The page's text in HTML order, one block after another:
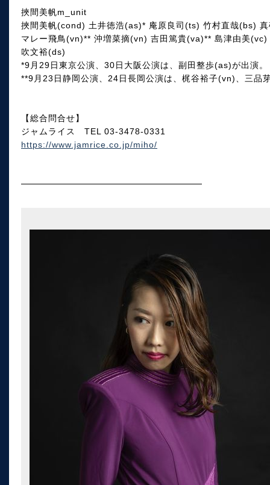
挾間美帆m_unit
挾間美帆(cond) 土井徳浩(as)* 庵原良司(ts) 竹村直哉(bs)
マレー飛鳥(vn)** 沖増菜摘(vn) 吉田篤貴(va)** 島津由美
吹文裕(ds)
*9月29日東京公演、30日大阪公演は、副田整歩(as)が出演。
**9月23日静岡公演、24日長岡公演は、梶谷裕子(vn)、三品
【総合問合せ】
ジャムライス TEL 03-3478-0331
https://www.jamrice.co.jp/miho/